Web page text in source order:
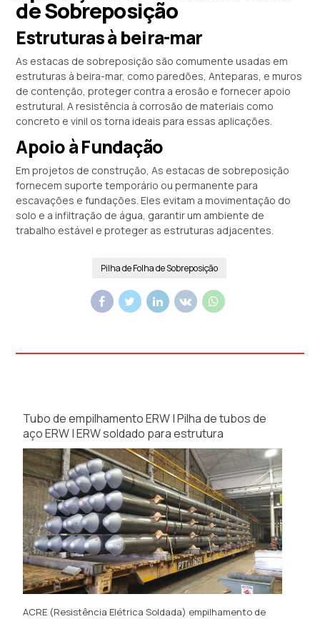
de Sobreposição
Estruturas à beira-mar
As estacas de sobreposição são comumente usadas em
estruturas à beira-mar, como paredões, Anteparas, e muros
de contenção, proteger contra a erosão e fornecer apoio
estrutural. A resistência à corrosão de materiais como
concreto e vinil os torna ideais para essas aplicações.
Apoio à Fundação
Em projetos de construção, As estacas de sobreposição
fornecem suporte temporário ou permanente para
escavações e fundações. Eles evitam a movimentação do
solo e a infiltração de água, garantir um ambiente de
trabalho estável e proteger as estruturas adjacentes.
Pilha de Folha de Sobreposição
Tubo de empilhamento ERW | Pilha de tubos de
aço ERW | ERW soldado para estrutura
ACRE (Resistência Elétrica Soldada) empilhamento de